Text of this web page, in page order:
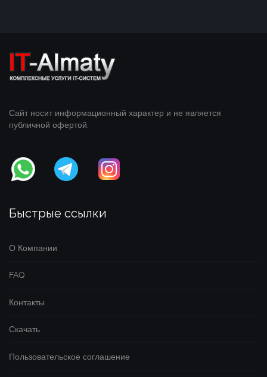
Сайт носит информационный характер и не является
публичной офертой.
Быстрые ссылки
О Компании
FAQ
Контакты
Скачать
Пользовательское соглашение